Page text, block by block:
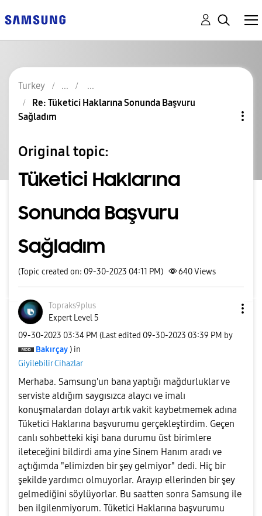
Turkey
Re: Tüketici Haklarına Sonunda Başvuru
Sağladım
Original topic:
Tüketici Haklarına
Sonunda Başvuru
Sağladım
(Topic created on: 09-30-2023 04:11 PM) 640Views
Topraks9plus
Expert Level 5
‎09-30-2023 03:34 PM (Last edited ‎09-30-2023 03:39 PM by
Bakırçay ) in
Giyilebilir Cihazlar
Merhaba. Samsung'un bana yaptığı mağdurluklar ve
serviste aldığım saygısızca alaycı ve imalı
konuşmalardan dolayı artık vakit kaybetmemek adına
Tüketici Haklarına başvurumu gerçekleştirdim. Geçen
canlı sohbetteki kişi bana durumu üst birimlere
ileteceğini bildirdi ama yine Sinem Hanım aradı ve
açtığımda "elimizden bir şey gelmiyor" dedi. Hiç bir
şekilde yardımcı olmuyorlar. Arayıp ellerinden bir şey
gelmediğini söylüyorlar. Bu saatten sonra Samsung ile
ben ilgilenmiyorum. Tüketici Haklarına başvurumu